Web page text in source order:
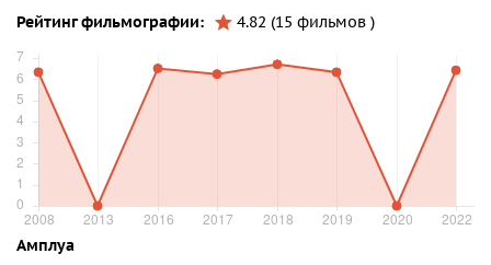
Рейтинг фильмографии: 4.82 (15 фильмов )
Амплуа